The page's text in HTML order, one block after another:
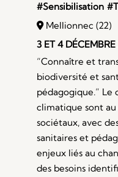
#Sensibilisation
Mellionnec (22)
3 ET 4
“Connaître et
biodiversité et
pédagogique.”
climatique sont
sociétaux, avec
sanitaires et
enjeux liés au
des besoins